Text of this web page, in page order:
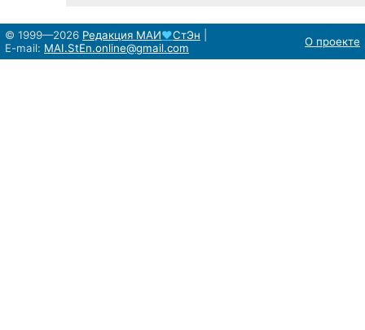
© 1999—2026 Редакция МАИ♥СтЭн
E-mail: MAI.StEn.online@gmail.com О проекте